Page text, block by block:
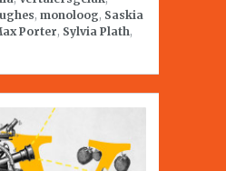
, monoloog, Saskia
Porter, Sylvia Plath,